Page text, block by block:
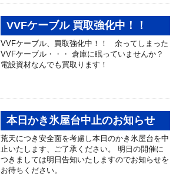
VVFケーブル 買取強化中！！
VVFケーブル、買取強化中！！ 余ってしまった
VVFケーブル・・・ 倉庫に眠っていませんか？
電設資材なんでも買取ります！
本日かき氷屋台中止のお知らせ
荒天につき安全面を考慮し本日のかき氷屋台を中
止いたします、ご了承ください。 明日の開催に
つきましては明日告知いたしますのでお知らせを
お待ちください。